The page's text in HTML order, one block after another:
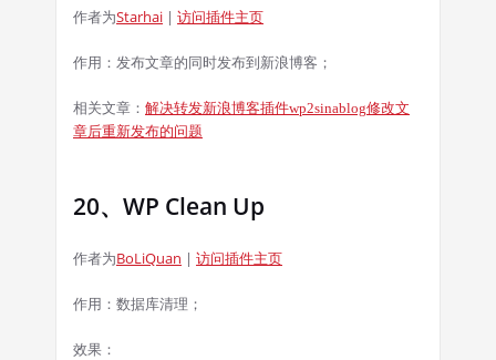
作者为Starhai | 访问插件主页
作用：发布文章的同时发布到新浪博客；
相关文章： 解决转发新浪博客插件wp2sinablog修改文
章后重新发布的问题
20、WP Clean Up
作者为BoLiQuan | 访问插件主页
作用：数据库清理；
效果：